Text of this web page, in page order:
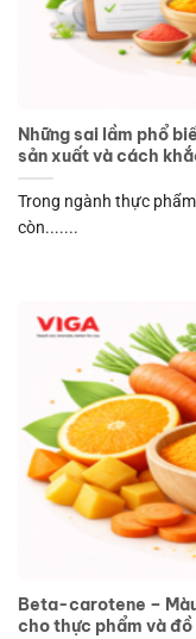
Những sai lầm phổ
sản xuất và cách
Trong ngành thực
còn.......
Beta-carotene –
cho thực phẩm và đồ